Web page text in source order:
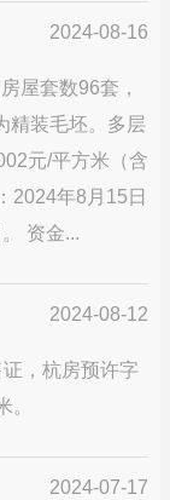
2024-08-16
屋套数96套，
精装毛坯。多层
元/平方米（含
2024年8月15日
资金...
2024-08-12
，杭房预许字
。
2024-07-17